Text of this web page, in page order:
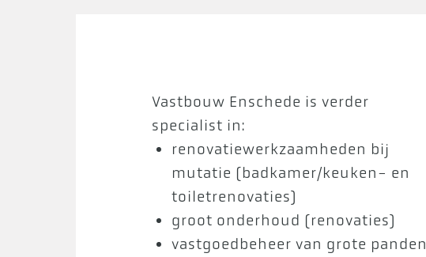
Vastbouw Enschede is verder
specialist in:
renovatiewerkzaamheden bij
mutatie (badkamer/keuken- en
toiletrenovaties)
groot onderhoud (renovaties)
vastgoedbeheer van grote panden